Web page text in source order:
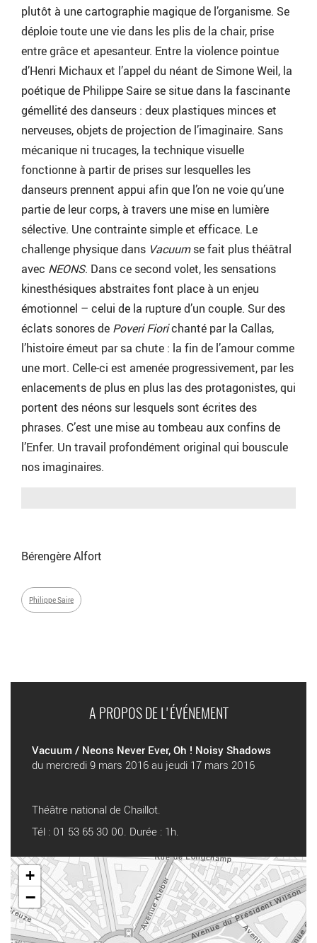
plutôt à une cartographie magique de l’organisme. Se
déploie toute une vie dans les plis de la chair, prise
entre grâce et apesanteur. Entre la violence pointue
d’Henri Michaux et l’appel du néant de Simone Weil, la
poétique de Philippe Saire se situe dans la fascinante
gémellité des danseurs : deux plastiques minces et
nerveuses, objets de projection de l’imaginaire. Sans
mécanique ni trucages, la technique visuelle
fonctionne à partir de prises sur lesquelles les
danseurs prennent appui afin que l’on ne voie qu’une
partie de leur corps, à travers une mise en lumière
sélective. Une contrainte simple et efficace. Le
challenge physique dans Vacuumse fait plus théâtral
avec NEONS. Dans ce second volet, les sensations
kinesthésiques abstraites font place à un enjeu
émotionnel – celui de la rupture d’un couple. Sur des
éclats sonores de Poveri Fiorichanté par la Callas,
l’histoire émeut par sa chute : la fin de l’amour comme
une mort. Celle-ci est amenée progressivement, par les
enlacements de plus en plus las des protagonistes, qui
portent des néons sur lesquels sont écrites des
phrases. C’est une mise au tombeau aux confins de
l’Enfer. Un travail profondément original qui bouscule
nos imaginaires.
Bérengère Alfort
Philippe Saire
A PROPOS DE L'ÉVÉNEMENT
Vacuum / Neons Never Ever, Oh ! Noisy Shadows
du mercredi 9 mars 2016 au jeudi 17 mars 2016
Théâtre national de Chaillot.
Tél : 01 53 65 30 00. Durée : 1h.
+
−